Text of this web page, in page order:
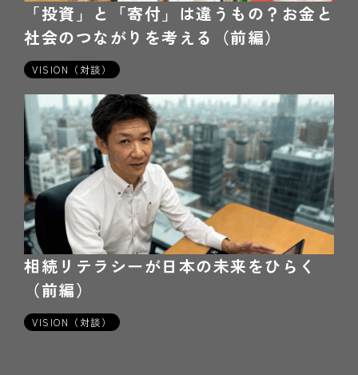
「投資」と「寄付」は違うもの？お金と
社会のつながりを考える（前編）
VISION（対談）
相続リテラシーが日本の未来をひらく
（前編）
VISION（対談）